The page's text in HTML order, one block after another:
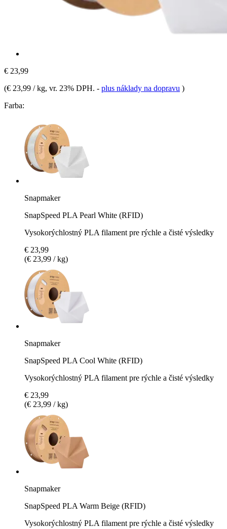
€ 23,99
(€ 23,99 / kg, vr. 23% DPH. - plus náklady na dopravu )
Farba:
Snapmaker
SnapSpeed PLA Pearl White (RFID)
Vysokorýchlostný PLA filament pre rýchle a čisté výsledky
€ 23,99
(€ 23,99 / kg)
Snapmaker
SnapSpeed PLA Cool White (RFID)
Vysokorýchlostný PLA filament pre rýchle a čisté výsledky
€ 23,99
(€ 23,99 / kg)
Snapmaker
SnapSpeed PLA Warm Beige (RFID)
Vysokorýchlostný PLA filament pre rýchle a čisté výsledky